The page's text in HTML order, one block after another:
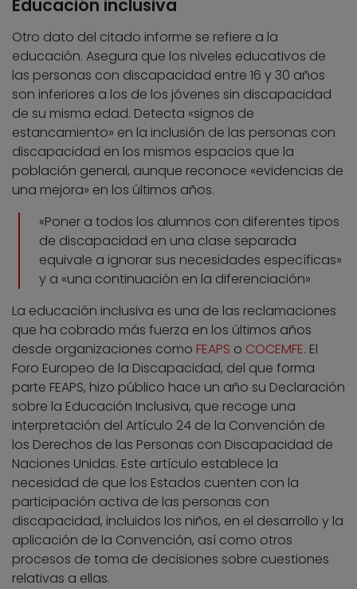
Educación inclusiva
Otro dato del citado informe se refiere a la
educación. Asegura que los niveles educativos de
las personas con discapacidad entre 16 y 30 años
son inferiores a los de los jóvenes sin discapacidad
de su misma edad. Detecta «signos de
estancamiento» en la inclusión de las personas con
discapacidad en los mismos espacios que la
población general, aunque reconoce «evidencias de
una mejora» en los últimos años.
«Poner a todos los alumnos con diferentes tipos
de discapacidad en una clase separada
equivale a ignorar sus necesidades específicas»
y a «una continuación en la diferenciación»
La educación inclusiva es una de las reclamaciones
que ha cobrado más fuerza en los últimos años
desde organizaciones como FEAPS o COCEMFE. El
Foro Europeo de la Discapacidad, del que forma
parte FEAPS, hizo público hace un año su Declaración
sobre la Educación Inclusiva, que recoge una
interpretación del Artículo 24 de la Convención de
los Derechos de las Personas con Discapacidad de
Naciones Unidas. Este artículo establece la
necesidad de que los Estados cuenten con la
participación activa de las personas con
discapacidad, incluidos los niños, en el desarrollo y la
aplicación de la Convención, así como otros
procesos de toma de decisiones sobre cuestiones
relativas a ellas.